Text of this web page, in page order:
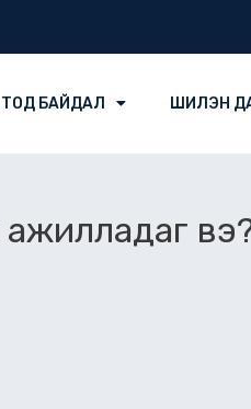
БАЙДАЛ ШИЛЭН
ажилладаг